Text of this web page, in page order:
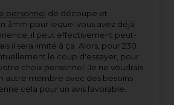
personnel de découpe et
3mm pour lequel vous avez déjà
il peut effectivement peut-
il sera limité à ça. Alors, pour 230
le coup d'essayer, pour
choix personnel. Je ne voudrais
autre membre avec des besoins
cela pour un avis favorable.